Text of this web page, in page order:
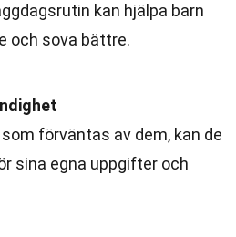
kan hjälpa barn
och sova bättre.
förväntas av dem, kan de
sina egna uppgifter och